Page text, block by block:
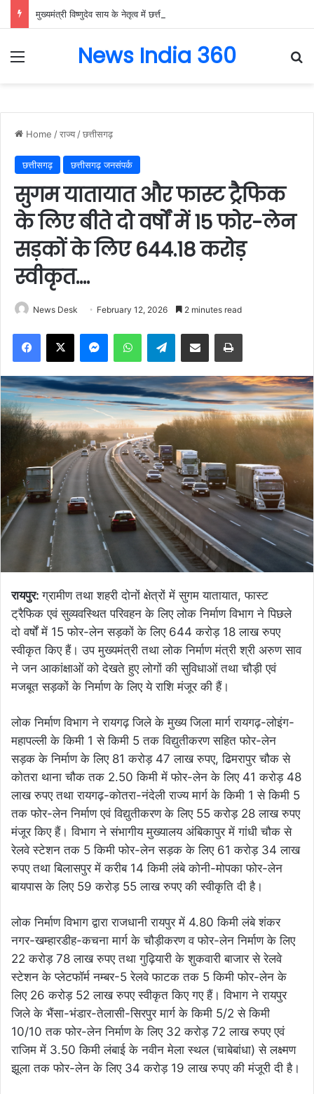
Menu News India 360
Home /राज्य /छत्तीसगढ़
छत्तीसगढ़ छत्तीसगढ़ जनसंपर्क
सुगम यातायात और फास्ट ट्रैफिक
के लिए बीते दो वर्षों में 15 फोर-लेन
सड़कों के लिए 644.18 करोड़
स्वीकृत….
News Desk February 12, 2026 2 minutes read
Facebook
X MessengerWhatsAppTelegramShare via Email Print
रायपुर:ग्रामीण तथा शहरी दोनों क्षेत्रों में सुगम यातायात, फास्ट
ट्रैफिक एवं सुव्यवस्थित परिवहन के लिए लोक निर्माण विभाग ने पिछले
दो वर्षों में 15 फोर-लेन सड़कों के लिए 644 करोड़ 18 लाख रुपए
स्वीकृत किए हैं। उप मुख्यमंत्री तथा लोक निर्माण मंत्री श्री अरुण साव
ने जन आकांक्षाओं को देखते हुए लोगों की सुविधाओं तथा चौड़ी एवं
मजबूत सड़कों के निर्माण के लिए ये राशि मंजूर की हैं।
लोक निर्माण विभाग ने रायगढ़ जिले के मुख्य जिला मार्ग रायगढ़-लोइंग-
महापल्ली के किमी 1 से किमी 5 तक विद्युतीकरण सहित फोर-लेन
सड़क के निर्माण के लिए 81 करोड़ 47 लाख रुपए, ढिमरापुर चौक से
कोतरा थाना चौक तक 2.50 किमी में फोर-लेन के लिए 41 करोड़ 48
लाख रुपए तथा रायगढ़-कोतरा-नंदेली राज्य मार्ग के किमी 1 से किमी 5
तक फोर-लेन निर्माण एवं विद्युतीकरण के लिए 55 करोड़ 28 लाख रुपए
मंजूर किए हैं। विभाग ने संभागीय मुख्यालय अंबिकापुर में गांधी चौक से
रेलवे स्टेशन तक 5 किमी फोर-लेन सड़क के लिए 61 करोड़ 34 लाख
रुपए तथा बिलासपुर में करीब 14 किमी लंबे कोनी-मोपका फोर-लेन
बायपास के लिए 59 करोड़ 55 लाख रुपए की स्वीकृति दी है।
लोक निर्माण विभाग द्वारा राजधानी रायपुर में 4.80 किमी लंबे शंकर
नगर-खम्हारडीह-कचना मार्ग के चौड़ीकरण व फोर-लेन निर्माण के लिए
22 करोड़ 78 लाख रुपए तथा गुढ़ियारी के शुकवारी बाजार से रेलवे
स्टेशन के प्लेटफॉर्म नम्बर-5 रेलवे फाटक तक 5 किमी फोर-लेन के
लिए 26 करोड़ 52 लाख रुपए स्वीकृत किए गए हैं। विभाग ने रायपुर
जिले के भैंसा-भंडार-तेलासी-सिरपुर मार्ग के किमी 5/2 से किमी
10/10 तक फोर-लेन निर्माण के लिए 32 करोड़ 72 लाख रुपए एवं
राजिम में 3.50 किमी लंबाई के नवीन मेला स्थल (चाबेबांधा) से लक्ष्मण
झूला तक फोर-लेन के लिए 34 करोड़ 19 लाख रुपए की मंजूरी दी है।